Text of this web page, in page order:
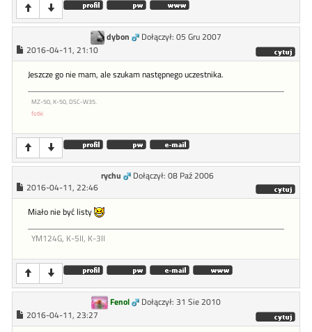
dybon
Dołączył: 05 Gru 2007
2016-04-11, 21:10
Jeszcze go nie mam, ale szukam następnego uczestnika.
MZ-50, K-50, DSC-W35.
fotki
rychu
Dołączył: 08 Paź 2006
2016-04-11, 22:46
Miało nie być listy
YM124G, K-5II, K-3II
Fenol
Dołączył: 31 Sie 2010
2016-04-11, 23:27